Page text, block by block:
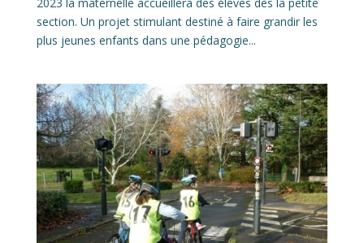
section. Un projet stimulant destiné à faire grandir les
plus jeunes enfants dans une pédagogie...